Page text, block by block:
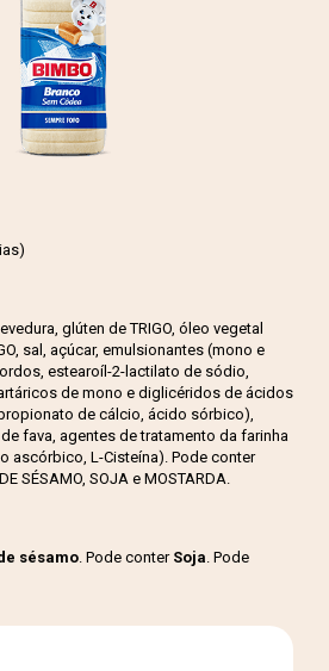
glúten de TRIGO, óleo vegetal
sal, açúcar, emulsionantes (mono e
estearoíl-2-lactilato de sódio,
de mono e diglicéridos de ácidos
de cálcio, ácido sórbico),
fava, agentes de tratamento da farinha
ascórbico, L-Cisteína). Pode conter
SÉSAMO, SOJA e MOSTARDA.
sésamo. Pode conter Soja. Pode